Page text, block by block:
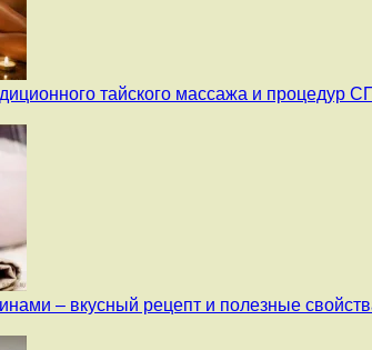
тайского массажа и процедур
– вкусный рецепт и полезные